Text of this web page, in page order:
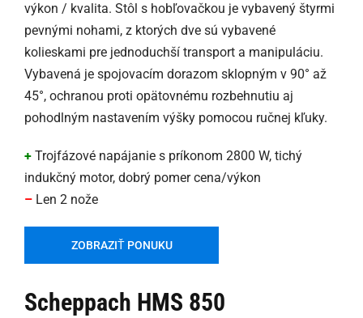
výkon / kvalita. Stôl s hobľovačkou je vybavený štyrmi
pevnými nohami, z ktorých dve sú vybavené
kolieskami pre jednoduchší transport a manipuláciu.
Vybavená je spojovacím dorazom sklopným v 90° až
45°, ochranou proti opätovnému rozbehnutiu aj
pohodlným nastavením výšky pomocou ručnej kľuky.
+ Trojfázové napájanie s príkonom 2800 W, tichý
indukčný motor, dobrý pomer cena/výkon
– Len 2 nože
ZOBRAZIŤ PONUKU
Scheppach HMS 850